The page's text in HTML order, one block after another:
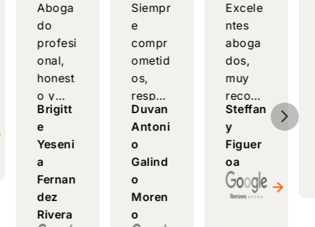
Aboga
do
profesi
onal,
honest
o y
compe
tente,
brinda
asesorí
a clara
y
realista
Brigitt
e
Yeseni
a
Fernan
dez
Rivera
Siempr
e
compr
ometid
os,
respon
sables
y con
un
excele
nte
servici
o. Muy
Duvan
Antoni
o
Galind
o
Moren
o
Excele
ntes
aboga
dos,
muy
recom
endabl
es
para
inmigr
antes.
Confia
Steffan
y
Figuer
oa
5